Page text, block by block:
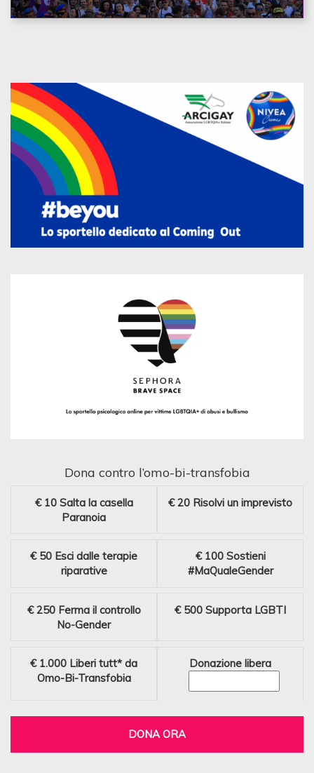
Dona contro l’omo-bi-transfobia
€ 10 Salta la casella
Paranoia
€ 20 Risolvi un imprevisto
€ 50 Esci dalle terapie
riparative
€ 100 Sostieni
#MaQualeGender
€ 250 Ferma il controllo
No-Gender
€ 500 Supporta LGBTI
€ 1.000 Liberi tutt* da
Omo-Bi-Transfobia
Donazione libera
DONA ORA